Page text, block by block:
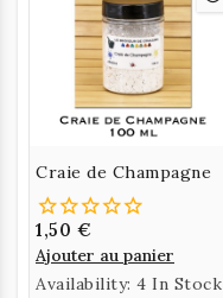
Craie de Champagne
1,50 €
Ajouter au panier
Availability: 4 In Stock